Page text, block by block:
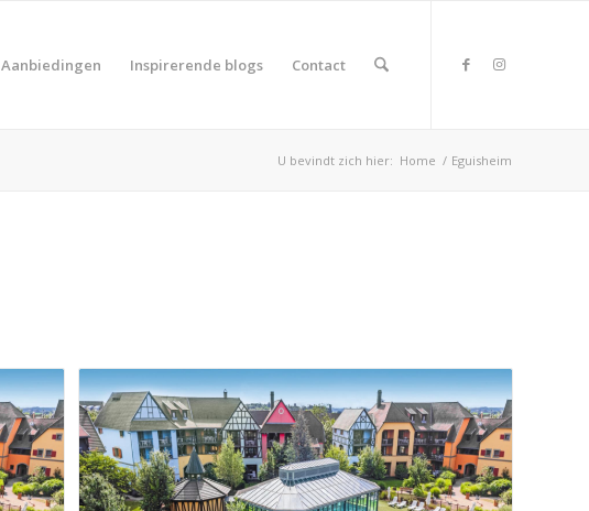
Aanbiedingen Inspirerende blogs Contact
U bevindt zich hier: Home / Eguisheim
Product Rating
Product Wifi